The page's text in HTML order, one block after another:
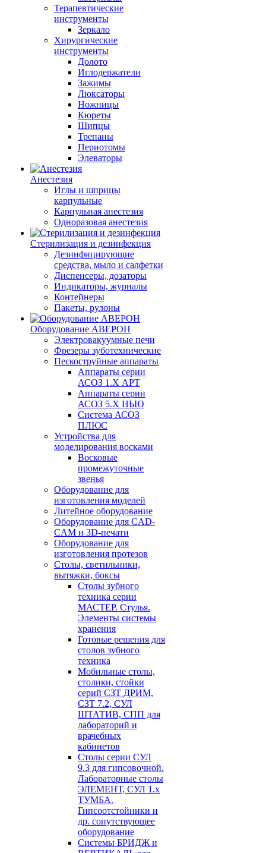
Терапевтические
инструменты
Зеркало
Хирургические
инструменты
Долото
Иглодержатели
Зажимы
Люксаторы
Ножницы
Кюреты
Шипцы
Трепаны
Периотомы
Элеваторы
Анестезия
Иглы и шприцы
карпульные
Карпульная анестезия
Одноразовая анестезия
Стерилизация и дезинфекция
Дезинфицирующие
средства, мыло и салфетки
Диспенсеры, дозаторы
Индикаторы, журналы
Контейнеры
Пакеты, рулоны
Оборудование АВЕРОН
Электровакуумные печи
Фрезеры зуботехнические
Пескоструйные аппараты
Аппараты серии
АСОЗ 1.Х АРТ
Аппараты серии
АСОЗ 5.Х НЬЮ
Система АСОЗ
ПЛЮС
Устройства для
моделирования восками
Восковые
промежуточные
звенья
Оборудование для
изготовления моделей
Литейное оборудование
Оборудование для CAD-
CAM и 3D-печати
Оборудование для
изготовления протезов
Cтолы, светильники,
вытяжки, боксы
Столы зубного
техника серии
МАСТЕР. Стулья.
Элементы системы
хранения
Готовые решения для
столов зубного
техника
Мобильные столы,
столики, стойки
серий СЗТ ДРИМ,
СЗТ 7.2, СУЛ
ШТАТИВ, СПП для
лабораторий и
врачебных
кабинетов
Столы серии СУЛ
9.3 для гипсовочной.
Лабораторные столы
ЭЛЕМЕНТ, СУЛ 1.х
ТУМБА.
Гипсоотстойники и
др. сопутствующее
оборудование
Системы БРИДЖ и